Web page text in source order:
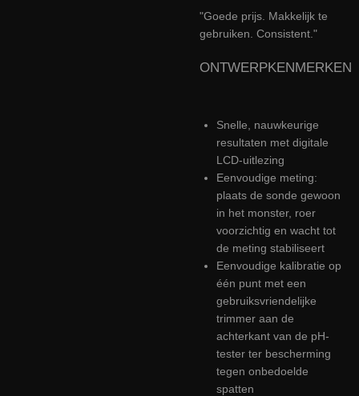
"Goede prijs. Makkelijk te
gebruiken. Consistent."
ONTWERPKENMERKEN
Snelle, nauwkeurige
resultaten met digitale
LCD-uitlezing
Eenvoudige meting:
plaats de sonde gewoon
in het monster, roer
voorzichtig en wacht tot
de meting stabiliseert
Eenvoudige kalibratie op
één punt met een
gebruiksvriendelijke
trimmer aan de
achterkant van de pH-
tester ter bescherming
tegen onbedoelde
spatten